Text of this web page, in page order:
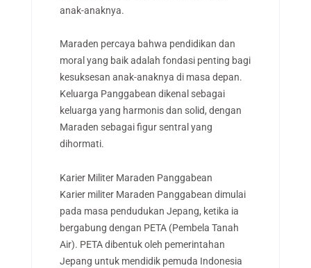
anak-anaknya.
Maraden percaya bahwa pendidikan dan
moral yang baik adalah fondasi penting bagi
kesuksesan anak-anaknya di masa depan.
Keluarga Panggabean dikenal sebagai
keluarga yang harmonis dan solid, dengan
Maraden sebagai figur sentral yang
dihormati.
Karier Militer Maraden Panggabean
Karier militer Maraden Panggabean dimulai
pada masa pendudukan Jepang, ketika ia
bergabung dengan PETA (Pembela Tanah
Air). PETA dibentuk oleh pemerintahan
Jepang untuk mendidik pemuda Indonesia